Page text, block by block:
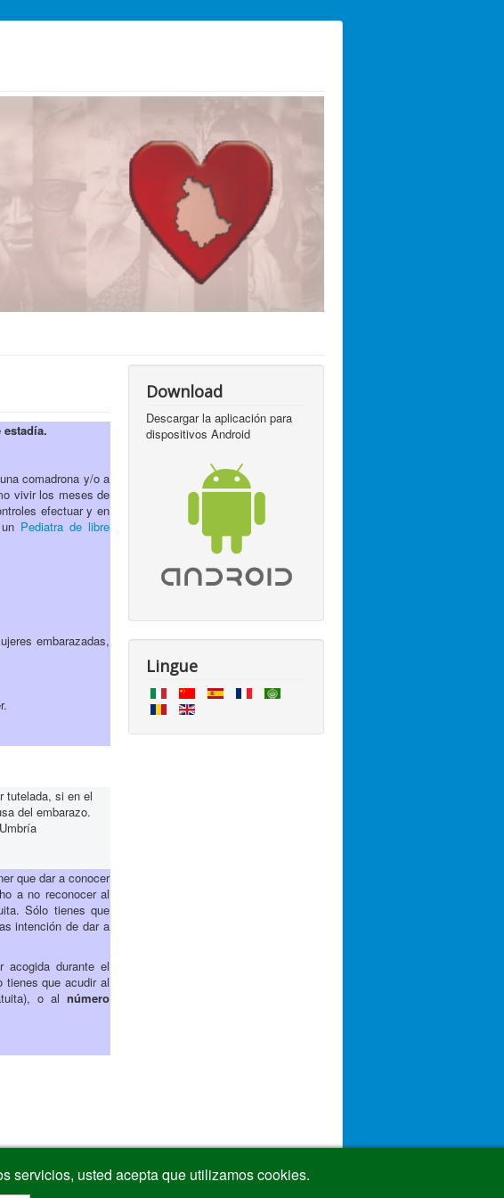
comadrona y/o a
vivir los meses de
efectuar y en
Pediatra de libre
embarazadas,
tutelada, si en el
del embarazo.
que dar a conocer
a no reconocer al
Sólo tienes que
intención de dar a
durante el
tienes que acudir al
o al número
Download
Descargar la aplicación para
dispositivos Android
Lingue
servicios, usted acepta que utilizamos cookies.